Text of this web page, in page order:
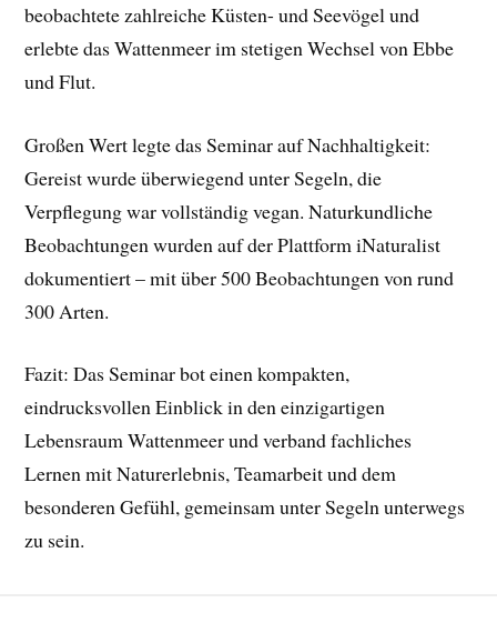
beobachtete zahlreiche Küsten- und Seevögel und
erlebte das Wattenmeer im stetigen Wechsel von Ebbe
und Flut.
Großen Wert legte das Seminar auf Nachhaltigkeit:
Gereist wurde überwiegend unter Segeln, die
Verpflegung war vollständig vegan. Naturkundliche
Beobachtungen wurden auf der Plattform iNaturalist
dokumentiert – mit über 500 Beobachtungen von rund
300 Arten.
Fazit: Das Seminar bot einen kompakten,
eindrucksvollen Einblick in den einzigartigen
Lebensraum Wattenmeer und verband fachliches
Lernen mit Naturerlebnis, Teamarbeit und dem
besonderen Gefühl, gemeinsam unter Segeln unterwegs
zu sein.